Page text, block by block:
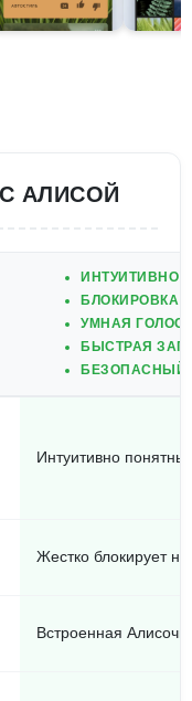
АЛИСОЙ
ИНТУИТИВНО
БЛОКИРОВКА
УМНАЯ
БЫСТРАЯ
БЕЗОПАСНЫЙ
Интуитивно
Жестко блокирует
Встроенная